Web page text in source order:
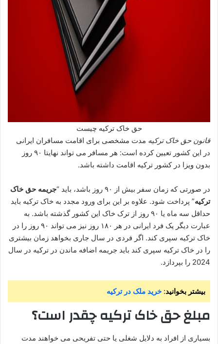
حق خاک ترکیه چیست
قانون حق خاک ترکیه مدت مشخصی برای اقامت مسافران ایرانی
در این کشور تعیین کرده است: هر مسافر می تواند نهایتا ۹۰ روز
بدون ویزا در کشور ترکیه اقامت داشته باشد.
در صورتی که زمان سفر بیش از ۹۰ روز باشد، باید “
جریمه حق خاک
ترکیه” پرداخت شود. علاوه بر این برای ورود مجدد به خاک ترکیه باید
حداقل سه ماه یا ۹۰ روز از ترک خاک این کشور گذشته باشد. به
عبارت دیگر یک فرد ایرانی در هر ۱۸۰ روز نیز می تواند ۹۰ روز را در
خاک ترکیه سپری کند. اگر فردی در سال جاری بخواهد زمان بیشتری
را در خاک ترکیه سپری کند باید جریمه اضافه ماندن در ترکیه در سال
2024 را بپردازد.
بیشتر بخوانید: خرید ملک در ترکیه
مبلغ حق خاک ترکیه چقدر است؟
بسیاری از افراد به دلایل شغلی یا حتی تفریحی می خواهند مدت